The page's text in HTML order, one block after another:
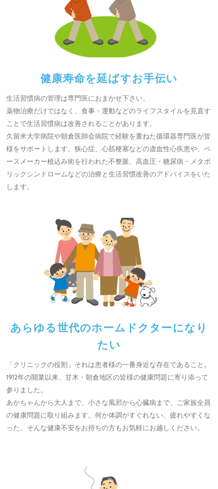
健康寿命を延ばすお手伝い
生活習慣病の管理は専門医におまかせ下さい。
薬物治療だけではなく、食事・運動などのライフスタイルを見直す
ことで生活習慣病は改善されることがあります。
久留米大学病院や朝倉医師会病院で経験を重ねた循環器専門医が皆
様をサポートします。狭心症、心筋梗塞などの虚血性心疾患や、ペ
ースメーカー植込み術を行われた不整脈、高血圧・糖尿病・メタボ
リックシンドロームなどの治療と生活習慣改善のアドバイスをいた
します。
あらゆる世代のホームドクターになり
たい
「クリニックの役割」それは患者様の一番身近な存在であること。
1912年の開業以来、甘木・朝倉地区の皆様の健康問題に寄り添って
参りました。
あかちゃんから大人まで、小さな風邪から心臓病まで、ご家族全員
の健康問題に取り組みます。何か体調がすぐれない、疲れやすくな
った、そんな健康不安をお持ちの方もお気軽にお越しください。